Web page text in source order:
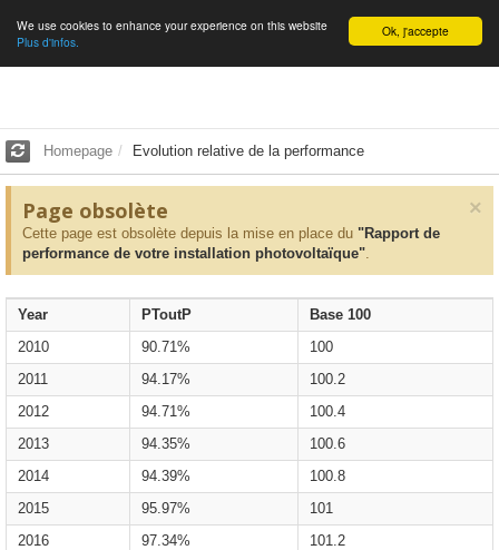
English Ok, j'accepte
We use cookies to enhance your experience on this website
Plus d'infos.
Homepage Evolution relative de la performance
×
Page obsolète
Cette page est obsolète depuis la mise en place du "Rapport de
performance de votre installation photovoltaïque".
Year PToutP
Base 100
2010
90.71%
100
2011
94.17%
100.2
2012
94.71%
100.4
2013
94.35%
100.6
2014
94.39%
100.8
2015
95.97%
101
2016
97.34%
101.2